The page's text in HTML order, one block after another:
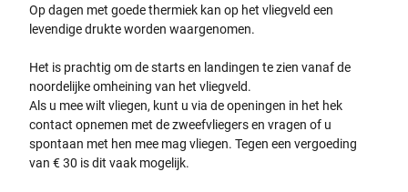
Op dagen met goede thermiek kan op het vliegveld een
levendige drukte worden waargenomen.
Het is prachtig om de starts en landingen te zien vanaf de
noordelijke omheining van het vliegveld.
Als u mee wilt vliegen, kunt u via de openingen in het hek
contact opnemen met de zweefvliegers en vragen of u
spontaan met hen mee mag vliegen. Tegen een vergoeding
van € 30 is dit vaak mogelijk.